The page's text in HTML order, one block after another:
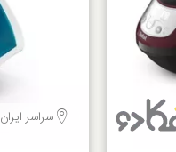
سراسر ایران